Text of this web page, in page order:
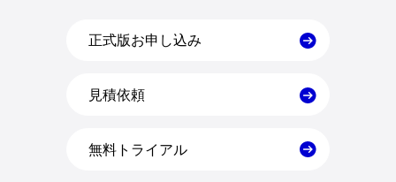
目的・活用シーン
導入事例
正式版お申し込み
見積依頼
無料トライアル